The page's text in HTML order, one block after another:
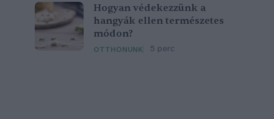
Hogyan védekezzünk a
hangyák ellen természetes
módon?
OTTHONUNK 5 perc